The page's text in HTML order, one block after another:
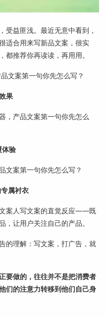
受益匪浅。最近无意中看到，
适合用来写新品文案，很实
都推荐你再读读，再用用。
文案第一句你先怎么写？
果
，产品文案第一句你先怎么
体验
文案第一句你先怎么写？
属衬衣
案人写文案的直觉反应——既
让用户关注自己的产品。
的理解：写文案，打广告，就
要做的，往往并不是把消费者
们的注意力转移到他们自己身